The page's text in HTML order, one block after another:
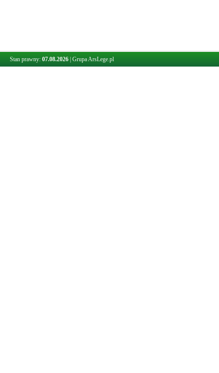
Stan prawny: 07.08.2026 Grupa ArsLege.pl